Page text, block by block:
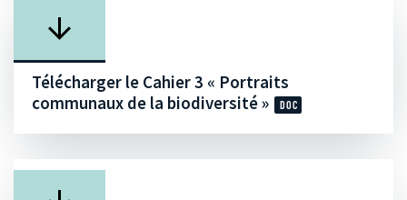
Télécharger le Cahier 3 « Portraits
communaux de la biodiversité »